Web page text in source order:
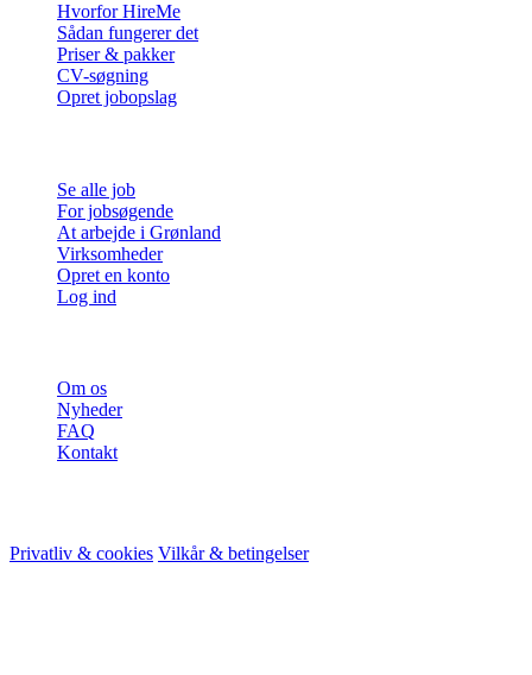
Hvorfor HireMe
Sådan fungerer det
Priser & pakker
CV-søgning
Opret jobopslag
Se alle job
For jobsøgende
At arbejde i Grønland
Virksomheder
Opret en konto
Log ind
Om os
Nyheder
FAQ
Kontakt
Privatliv & cookies Vilkår & betingelser